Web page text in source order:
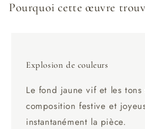
Pourquoi cette œuvre
Explosion de couleurs
Le fond jaune vif et les tons
composition festive et
instantanément la pièce.